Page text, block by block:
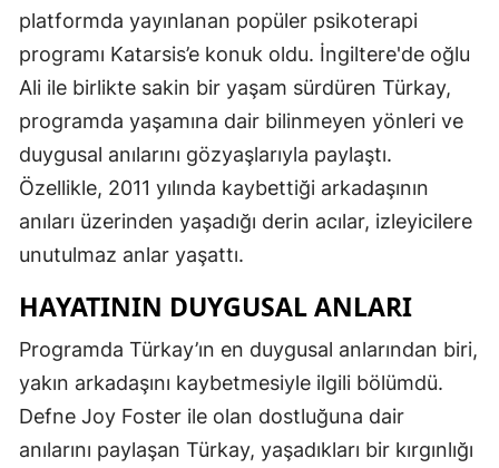
platformda yayınlanan popüler psikoterapi
programı Katarsis’e konuk oldu. İngiltere'de oğlu
Ali ile birlikte sakin bir yaşam sürdüren Türkay,
programda yaşamına dair bilinmeyen yönleri ve
duygusal anılarını gözyaşlarıyla paylaştı.
Özellikle, 2011 yılında kaybettiği arkadaşının
anıları üzerinden yaşadığı derin acılar, izleyicilere
unutulmaz anlar yaşattı.
HAYATININ DUYGUSAL ANLARI
Programda Türkay’ın en duygusal anlarından biri,
yakın arkadaşını kaybetmesiyle ilgili bölümdü.
Defne Joy Foster ile olan dostluğuna dair
anılarını paylaşan Türkay, yaşadıkları bir kırgınlığı